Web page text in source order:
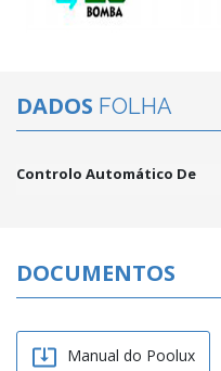
DADOS FOLHA
Controlo Automático De
DOCUMENTOS
 Manual do Poolux